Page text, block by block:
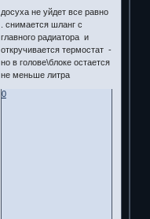
досуха не уйдет все равно
. снимается шланг с
главного радиатора и
откручивается термостат -
но в голове\блоке остается
не меньше литра
0